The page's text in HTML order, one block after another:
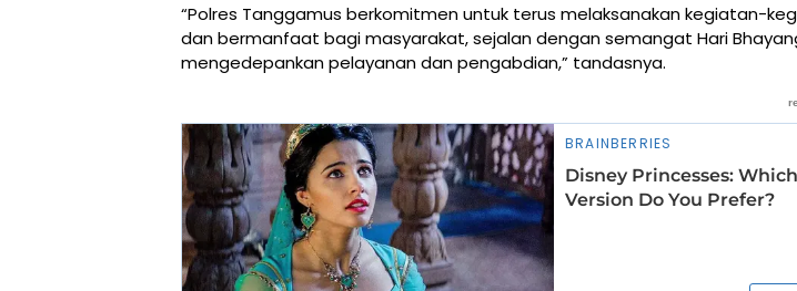
“Polres Tanggamus berkomitmen untuk terus melaksanakan kegiatan-
dan bermanfaat bagi masyarakat, sejalan dengan semangat Hari
mengedepankan pelayanan dan pengabdian,” tandasnya.